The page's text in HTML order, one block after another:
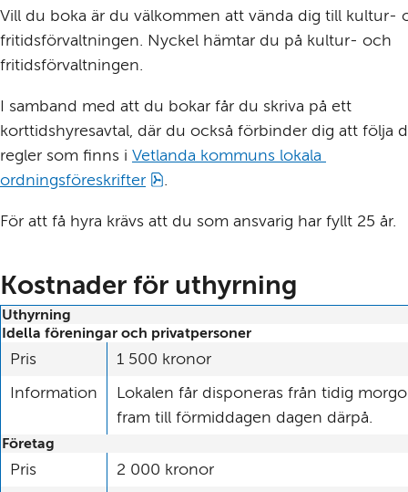
Vill du boka är du välkommen att vända dig till kultur-
fritids­förvalt­ningen. Nyckel hämtar du på kultur- och
fritidsförvaltningen.
I samband med att du bokar får du skriva på ett
korttidshyresavtal, där du också förbinder dig att följa
regler som finns i Vetlanda kommuns lokala
ordningsföreskrifter
För att få hyra krävs att du som ansvarig har fyllt 25 år.
Kostnader för uthyrning
Uthyrning
Idella föreningar och privatpersoner
Pris
1 500 kronor
Information
Lokalen får disponeras från tidig
fram till förmiddagen dagen därpå.
Företag
Pris
2 000 kronor